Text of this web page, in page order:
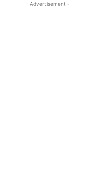
- Advertisement -